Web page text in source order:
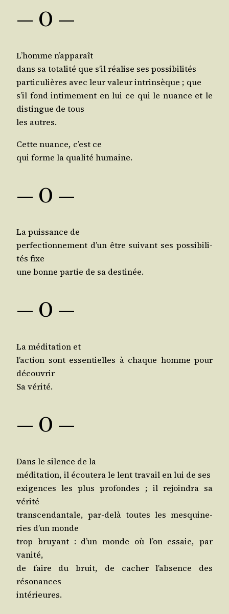
— O —
L’homme n’apparaît
dans sa tota­li­té que s’il réa­lise ses possibilités
par­ti­cu­lières avec leur valeur intrin­sèque ; que
s’il fond inti­me­ment en lui ce qui le nuance et le
dis­tingue de tous
les autres.
Cette nuance, c’est ce
qui forme la qua­li­té humaine.
— O —
La puis­sance de
per­fec­tion­ne­ment d’un être sui­vant ses pos­si­bi­li­
tés fixe
une bonne par­tie de sa destinée.
— O —
La médi­ta­tion et
l’ac­tion sont essen­tielles à chaque homme pour
découvrir
Sa vérité.
— O —
Dans le silence de la
médi­ta­tion, il écou­te­ra le lent tra­vail en lui de ses
exi­gences les plus pro­fondes ; il rejoin­dra sa
vérité
trans­cen­dan­tale, par-delà toutes les mes­qui­ne­
ries d’un monde
trop bruyant : d’un monde où l’on essaie, par
vanité,
de faire du bruit, de cacher l’ab­sence des
résonances
intérieures.